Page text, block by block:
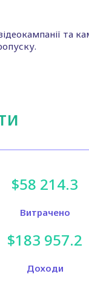
та
$58 214.3
Витрачено
$183 957.2
Доходи